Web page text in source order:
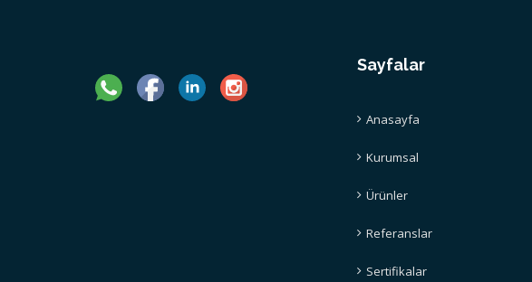
Sayfalar
Anasayfa
Kurumsal
Ürünler
Referanslar
Sertifikalar